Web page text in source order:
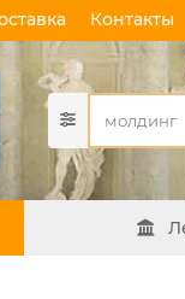
Контакты